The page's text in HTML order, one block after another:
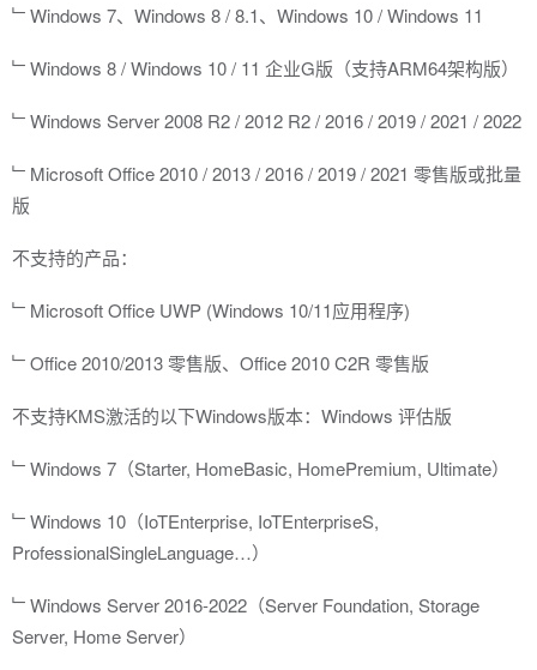
﹂Windows 7、Windows 8 / 8.1、Windows 10 / Windows 11
﹂Windows 8 / Windows 10 / 11 企业G版（支持ARM64架构版）
﹂Windows Server 2008 R2 / 2012 R2 / 2016 / 2019 / 2021 / 2022
﹂Microsoft Office 2010 / 2013 / 2016 / 2019 / 2021 零售版或批量
版
不支持的产品：
﹂Microsoft Office UWP (Windows 10/11应用程序)
﹂Office 2010/2013 零售版、Office 2010 C2R 零售版
不支持KMS激活的以下Windows版本：Windows 评估版
﹂Windows 7（Starter, HomeBasic, HomePremium, Ultimate）
﹂Windows 10（IoTEnterprise, IoTEnterpriseS,
ProfessionalSingleLanguage…）
﹂Windows Server 2016-2022（Server Foundation, Storage
Server, Home Server）